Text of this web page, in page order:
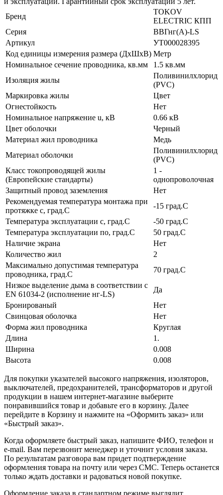
Бренд
TOKOV
ELECTRIC КПП
Серия
ВВГнг(А)-LS
Артикул
УТ000028395
Код единицы измерения размера (ДхШхВ) Метр
Номинальное сечение проводника, кв.мм
1.5 кв.мм
Изоляция жилы
Поливинилхлорид
(PVC)
Маркировка жилы
Цвет
Огнестойкость
Нет
Номинальное напряжение u, кВ
0.66 кВ
Цвет оболочки
Черный
Материал жил проводника
Медь
Материал оболочки
Поливинилхлорид
(PVC)
Класс токопроводящей жилы
(Европейские стандарты)
1 -
однопроволочная
Защитный провод заземления
Нет
Рекомендуемая температура монтажа при
протяжке с, град.C
-15 град.C
Температура эксплуатации с, град.C
-50 град.C
Температура эксплуатации по, град.C
50 град.C
Наличие экрана
Нет
Количество жил
2
Максимально допустимая температура
проводника, град.C
70 град.C
Низкое выделение дыма в соответствии с
EN 61034-2 (исполнение нг-LS)
Да
Бронированый
Нет
Свинцовая оболочка
Нет
Форма жил проводника
Круглая
Длина
1.
Ширина
0.008
Высота
0.008
Для покупки указателей высокого напряжения, изоляторов,
выключателей, предохранителей, трансформаторов и другой
продукции в нашем интернет-магазине выберите
понравившийся товар и добавьте его в корзину. Далее
перейдите в Корзину и нажмите на «Оформить заказ» или
«Быстрый заказ».
Когда оформляете быстрый заказ, напишите ФИО, телефон и
e-mail. Вам перезвонит менеджер и уточнит условия заказа.
По результатам разговора вам придет подтверждение
оформления товара на почту или через СМС. Теперь останется
только ждать доставки и радоваться новой покупке.
Оформление заказа в стандартном режиме выглядит